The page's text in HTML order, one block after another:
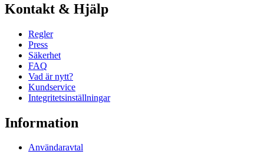
Kontakt & Hjälp
Regler
Press
Säkerhet
FAQ
Vad är nytt?
Kundservice
Integritetsinställningar
Information
Användaravtal